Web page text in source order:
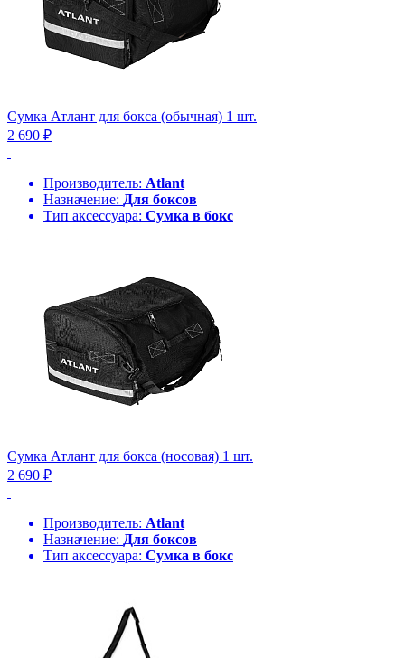
Сумка Атлант для бокса (обычная) 1 шт.
2 690 ₽
Производитель: Atlant
Назначение: Для боксов
Тип аксессуара: Сумка в бокс
Сумка Атлант для бокса (носовая) 1 шт.
2 690 ₽
Производитель: Atlant
Назначение: Для боксов
Тип аксессуара: Сумка в бокс